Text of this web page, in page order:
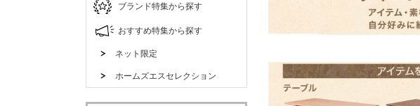
ブランド特集から探す
おすすめ特集から探す
ネット限定
ホームズエスセレクション